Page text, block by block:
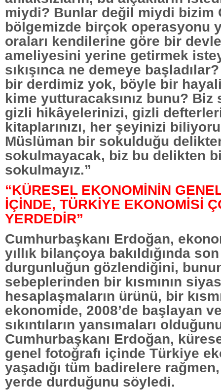
miydi? Bunlar değil miydi bizim
bölgemizde birçok operasyonu
oraları kendilerine göre bir
ameliyesini yerine getirmek
sıkışınca ne demeye
bir derdimiz yok, böyle bir
kime yutturacaksınız bunu?
gizli hikâyelerinizi, gizli
kitaplarınızı, her şeyinizi
Müslüman bir sokulduğu
sokulmayacak, biz bu delikten
sokulmayız.”
“KÜRESEL EKONOMİNİN
İÇİNDE, TÜRKİYE EKONOMİSİ
YERDEDİR”
Cumhurbaşkanı Erdoğan,
yıllık bilançoya bakıldığında
durgunluğun gözlendiğini,
sebeplerinden bir kısmının
hesaplaşmaların ürünü, bir
ekonomide, 2008’de başlayan
sıkıntıların yansımaları
Cumhurbaşkanı Erdoğan,
genel fotoğrafı içinde Türkiye
yaşadığı tüm badirelere
yerde durduğunu söyledi.